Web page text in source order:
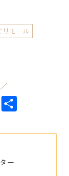
りモール
Hatena
ー